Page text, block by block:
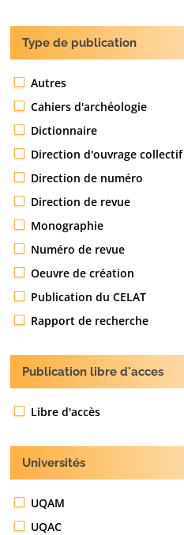
Type de publication
Autres
Cahiers d'archéologie
Dictionnaire
Direction d'ouvrage collectif
Direction de numéro
Direction de revue
Monographie
Numéro de revue
Oeuvre de création
Publication du CELAT
Rapport de recherche
Publication libre d'acces
Libre d'accès
Universités
UQAM
UQAC